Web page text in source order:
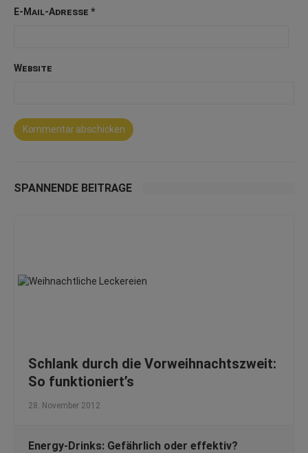
E-Mail-Adresse *
Website
SPANNENDE BEITRÄGE
Schlank durch die Vorweihnachtszweit:
So funktioniert’s
28. November 2012
Energy-Drinks: Gefährlich oder effektiv?